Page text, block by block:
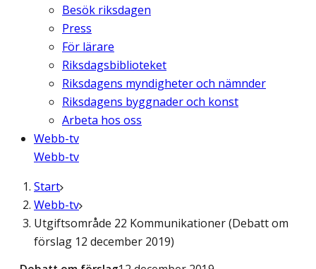
Besök riksdagen
Press
För lärare
Riksdagsbiblioteket
Riksdagens myndigheter och nämnder
Riksdagens byggnader och konst
Arbeta hos oss
Webb-tv
Webb-tv
Start
Webb-tv
Utgiftsområde 22 Kommunikationer (Debatt om
förslag 12 december 2019)